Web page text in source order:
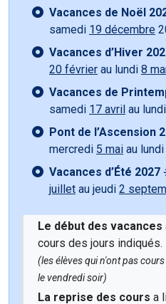
Vacances de Noël
samedi 19 décembre
Vacances d’Hiver
20 février au lundi 8
Vacances de
samedi 17 avril au lundi
Pont de l’Ascension
mercredi 5 mai au lundi
Vacances d’Été
juillet au jeudi 2
Le début des vacances
cours des jours indiqués.
(les élèves qui n'ont pas
le vendredi soir)
La reprise des cours a